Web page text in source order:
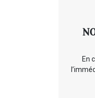
En